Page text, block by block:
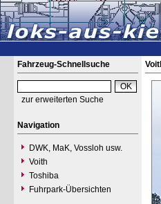
Fahrzeug-Schnellsuche
zur erweiterten Suche
Navigation
DWK, MaK, Vossloh usw.
Voith
Toshiba
Fuhrpark-Übersichten